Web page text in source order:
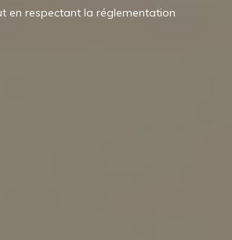
en respectant la réglementation